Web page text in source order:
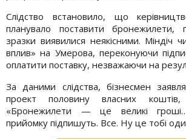
Слідство встановило, що
планувало поставити бронежилети,
зразки виявилися неякісними. Міндіч
вплив» на Умерова, переконуючи
оплатити поставку, незважаючи на
За даними слідства, бізнесмен
проект половину власних
«Бронежилети — це великі
прийомку підпишуть. Все. Ну це тобі